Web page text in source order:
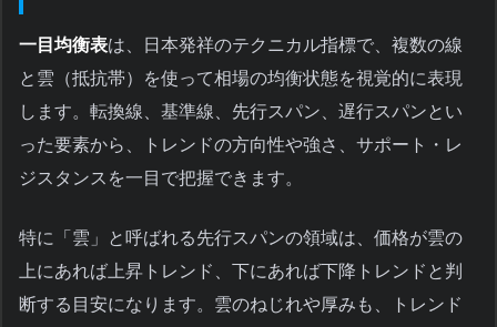
一目均衡表は、日本発祥のテクニカル指標で、複数の線
と雲（抵抗帯）を使って相場の均衡状態を視覚的に表現
します。転換線、基準線、先行スパン、遅行スパンとい
った要素から、トレンドの方向性や強さ、サポート・レ
ジスタンスを一目で把握できます。
特に「雲」と呼ばれる先行スパンの領域は、価格が雲の
上にあれば上昇トレンド、下にあれば下降トレンドと判
断する目安になります。雲のねじれや厚みも、トレンド